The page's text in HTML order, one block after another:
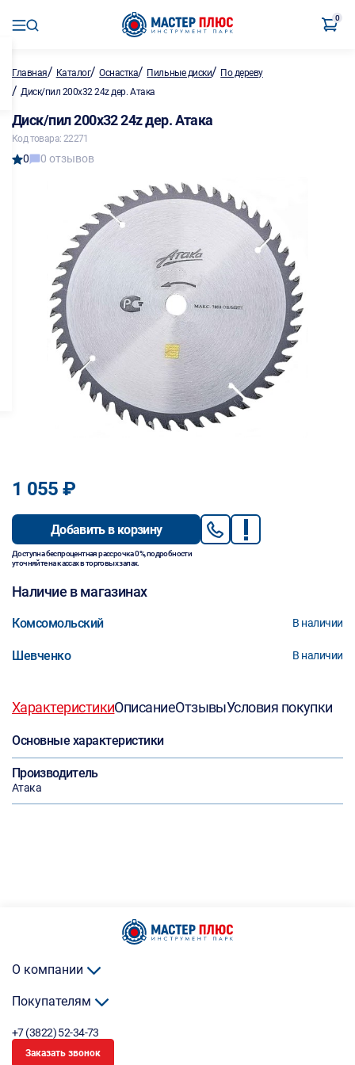
0
Главная/ Каталог/Оснастка/ Пильные диски/ По дереву
/ Диск/пил 200х32 24z дер. Атака
Диск/пил 200х32 24z дер. Атака
Код товара: 22271
0 0 отзывов
1 055 ₽
Добавить в корзину
Доступна беспроцентная рассрочка 0%, подробности
уточняйте на кассах в торговых залах.
Наличие в магазинах
Комсомольский В наличии
Шевченко В наличии
ХарактеристикиОписаниеОтзывыУсловия покупки
Основные характеристики
Производитель
Атака
О компании
Покупателям
+7 (3822) 52-34-73
Заказать звонок